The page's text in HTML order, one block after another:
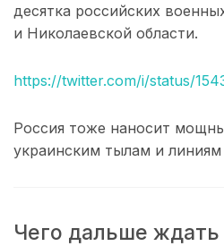
десятка российских
и Николаевской области.
https://twitter.com/i/status/
Россия тоже наносит
украинским тылам и линиям
Чего дальше ждать